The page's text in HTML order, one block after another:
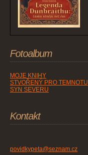
Fotoalbum
MOJE KNIHY
STVOŘENÝ PRO TEMNOTU
SYN SEVERU
Kontakt
povidkypeta@seznam.cz